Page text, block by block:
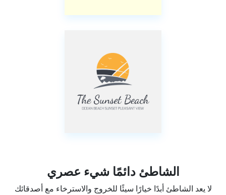
الشاطئ دائمًا شيء عصري
لا يعد الشاطئ أبدًا خيارًا سيئًا للخروج والاسترخاء مع أصدقائك